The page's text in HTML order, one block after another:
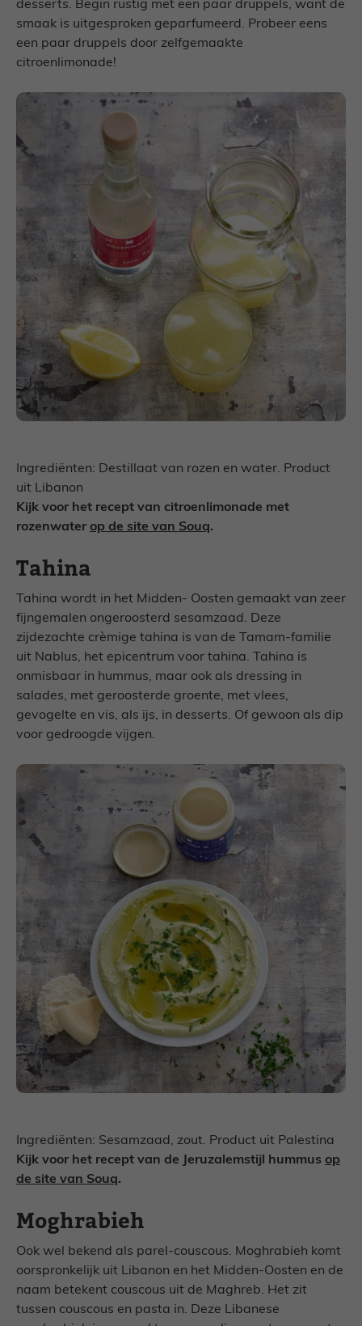
desserts. Begin rustig met een paar druppels, want de
smaak is uitgesproken geparfumeerd. Probeer eens
een paar druppels door zelfgemaakte
citroenlimonade!
Ingrediënten: Destillaat van rozen en water. Product
uit Libanon
Kijk voor het recept van citroenlimonade met
rozenwater op de site van Souq.
Tahina
Tahina wordt in het Midden- Oosten gemaakt van zeer
fijngemalen ongeroosterd sesamzaad. Deze
zijdezachte crèmige tahina is van de Tamam-familie
uit Nablus, het epicentrum voor tahina. Tahina is
onmisbaar in hummus, maar ook als dressing in
salades, met geroosterde groente, met vlees,
gevogelte en vis, als ijs, in desserts. Of gewoon als dip
voor gedroogde vijgen.
Ingrediënten: Sesamzaad, zout. Product uit Palestina
Kijk voor het recept van de Jeruzalemstijl hummus op
de site van Souq.
Moghrabieh
Ook wel bekend als parel-couscous. Moghrabieh komt
oorspronkelijk uit Libanon en het Midden-Oosten en de
naam betekent couscous uit de Maghreb. Het zit
tussen couscous en pasta in. Deze Libanese